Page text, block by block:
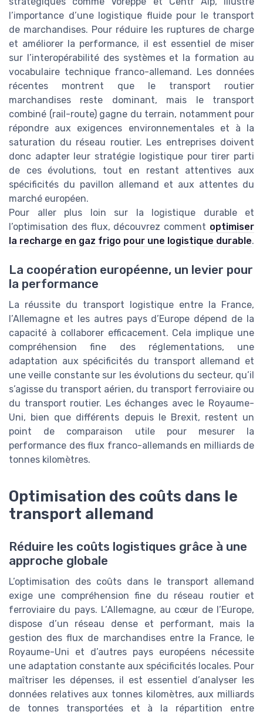
l’importance d’une logistique fluide pour le transport
de marchandises. Pour réduire les ruptures de charge
et améliorer la performance, il est essentiel de miser
sur l’interopérabilité des systèmes et la formation au
vocabulaire technique franco-allemand. Les données
récentes montrent que le transport routier
marchandises reste dominant, mais le transport
combiné (rail-route) gagne du terrain, notamment pour
répondre aux exigences environnementales et à la
saturation du réseau routier. Les entreprises doivent
donc adapter leur stratégie logistique pour tirer parti
de ces évolutions, tout en restant attentives aux
spécificités du pavillon allemand et aux attentes du
marché européen.
Pour aller plus loin sur la logistique durable et
l’optimisation des flux, découvrez comment optimiser
la recharge en gaz frigo pour une logistique durable.
La coopération européenne, un levier pour
la performance
La réussite du transport logistique entre la France,
l’Allemagne et les autres pays d’Europe dépend de la
capacité à collaborer efficacement. Cela implique une
compréhension fine des réglementations, une
adaptation aux spécificités du transport allemand et
une veille constante sur les évolutions du secteur, qu’il
s’agisse du transport aérien, du transport ferroviaire ou
du transport routier. Les échanges avec le Royaume-
Uni, bien que différents depuis le Brexit, restent un
point de comparaison utile pour mesurer la
performance des flux franco-allemands en milliards de
tonnes kilomètres.
Optimisation des coûts dans le
transport allemand
Réduire les coûts logistiques grâce à une
approche globale
L’optimisation des coûts dans le transport allemand
exige une compréhension fine du réseau routier et
ferroviaire du pays. L’Allemagne, au cœur de l’Europe,
dispose d’un réseau dense et performant, mais la
gestion des flux de marchandises entre la France, le
Royaume-Uni et d’autres pays européens nécessite
une adaptation constante aux spécificités locales. Pour
maîtriser les dépenses, il est essentiel d’analyser les
données relatives aux tonnes kilomètres, aux milliards
de tonnes transportées et à la répartition entre